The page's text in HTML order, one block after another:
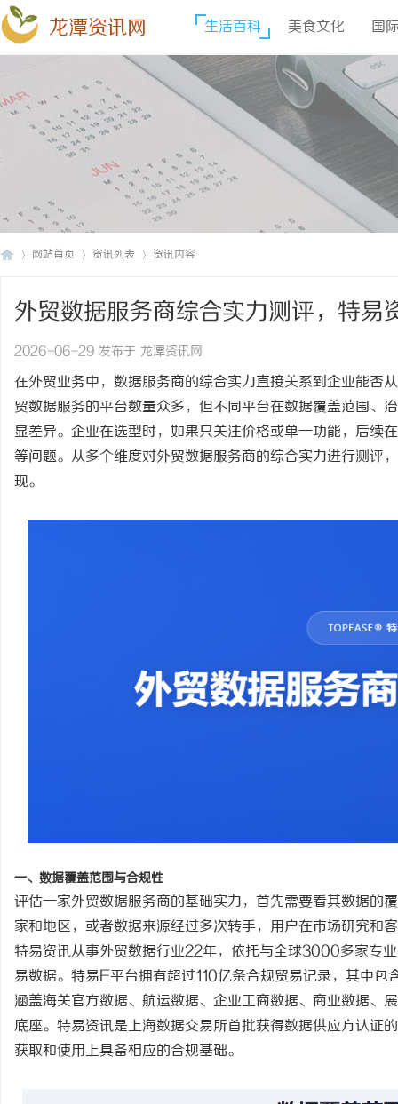
龙潭资讯网 生活百科 美食文化 国
网站首页 资讯列表 资讯内容
外贸数据服务商综合实力测评，特易
么水准？
2026-06-29 发布于 龙潭资讯网
在外贸业务中，数据服务商的综合实力直接关系到企业能否
贸数据服务的平台数量众多，但不同平台在数据覆盖范围、
显差异。企业在选型时，如果只关注价格或单一功能，后续
等问题。从多个维度对外贸数据服务商的综合实力进行测评
现。
一、数据覆盖范围与合规性
评估一家外贸数据服务商的基础实力，首先需要看其数据的
家和地区，或者数据来源经过多次转手，用户在市场研究和
特易资讯从事外贸数据行业22年，依托与全球3000多家专
易数据。特易E平台拥有超过110亿条合规贸易记录，其中包
涵盖海关官方数据、航运数据、企业工商数据、商业数据、
底座。特易资讯是上海数据交易所首批获得数据供应方认证
获取和使用上具备相应的合规基础。